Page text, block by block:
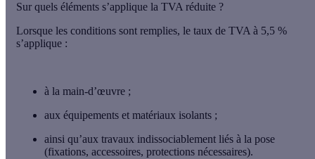
Sur quels éléments s’applique la TVA réduite ?
Lorsque les conditions sont remplies, le taux de TVA à 5,5 %
s’applique :
à la main-d’œuvre ;
aux équipements et matériaux isolants ;
ainsi qu’aux travaux indissociablement liés à la pose
(fixations, accessoires, protections nécessaires).